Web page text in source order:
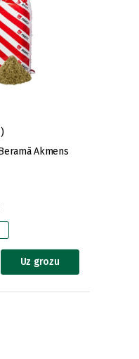
Akmens
Uz grozu